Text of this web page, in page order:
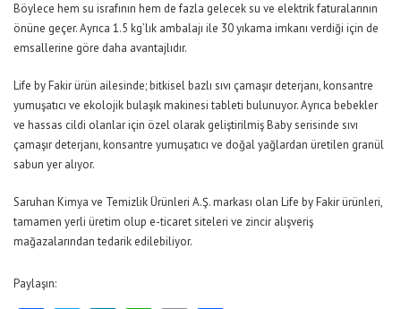
Böylece hem su israfının hem de fazla gelecek su ve elektrik faturalarının
önüne geçer. Ayrıca 1.5 kg’lık ambalajı ile 30 yıkama imkanı verdiği için de
emsallerine göre daha avantajlıdır.
Life by Fakir ürün ailesinde; bitkisel bazlı sıvı çamaşır deterjanı, konsantre
yumuşatıcı ve ekolojik bulaşık makinesi tableti bulunuyor. Ayrıca bebekler
ve hassas cildi olanlar için özel olarak geliştirilmiş Baby serisinde sıvı
çamaşır deterjanı, konsantre yumuşatıcı ve doğal yağlardan üretilen granül
sabun yer alıyor.
Saruhan Kimya ve Temizlik Ürünleri A.Ş. markası olan Life by Fakir ürünleri,
tamamen yerli üretim olup e-ticaret siteleri ve zincir alışveriş
mağazalarından tedarik edilebiliyor.
Paylaşın: